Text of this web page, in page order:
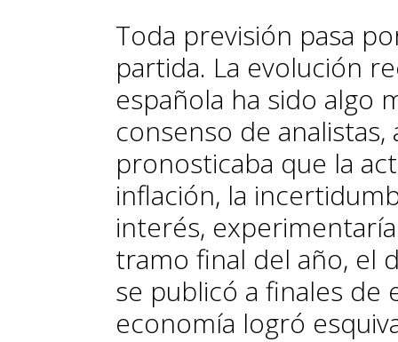
Toda previsión pasa
partida. La evolución
española ha sido algo
consenso de
pronosticaba que la
inflación, la
interés,
tramo final del año, el
se publicó a finales de
economía logró